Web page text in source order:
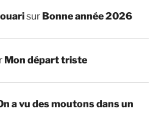
sur Bonne année 2026
Mon départ triste
a vu des moutons dans un